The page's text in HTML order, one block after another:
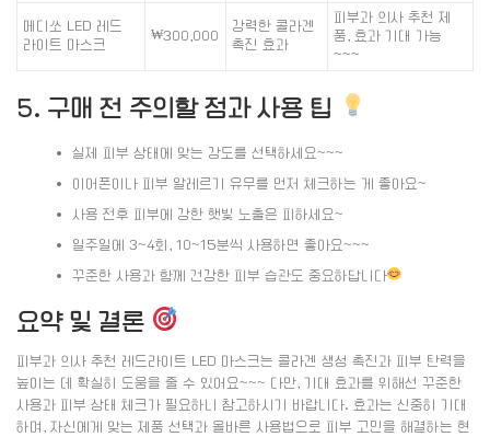
메디쏘 LED 레드
라이트 마스크
₩300,000
강력한 콜라겐
촉진 효과
피부과 의사 추천 제
품, 효과 기대 가능
~~~
5. 구매 전 주의할 점과 사용 팁
실제 피부 상태에 맞는 강도를 선택하세요~~~
이어폰이나 피부 알레르기 유무를 먼저 체크하는 게 좋아요~
사용 전후 피부에 강한 햇빛 노출은 피하세요~
일주일에 3~4회, 10~15분씩 사용하면 좋아요~~~
꾸준한 사용과 함께 건강한 피부 습관도 중요하답니다
요약 및 결론
피부과 의사 추천 레드라이트 LED 마스크는 콜라겐 생성 촉진과 피부 탄력을
높이는 데 확실히 도움을 줄 수 있어요~~~ 다만, 기대 효과를 위해선 꾸준한
사용과 피부 상태 체크가 필요하니 참고하시기 바랍니다. 효과는 신중히 기대
하며, 자신에게 맞는 제품 선택과 올바른 사용법으로 피부 고민을 해결하는 현